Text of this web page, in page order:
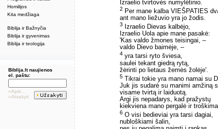
Homilijos
Kita medžiaga
Biblija ir Bažnyčia
Biblija ir gyvenimas
Biblija ir teologija
Biblija.lt naujienos
el. paštu:
»Apie...
»Atsakyti
Izraelio tvirtovės numylėtinio.
2 Per mane kalba VIEŠPATIES
ant mano liežuvio yra jo žodis.
3 Izraelio Dievas kalbėjo,
Izraelio Uola apie mane pasakė:
'Kas valdo žmones teisingai, –
valdo Dievo baimėje, –
4 yra tarsi ryto šviesa,
saulei tekant giedrą rytą,
žėrinti po lietaus žemės žolėje'.
5 Tikrai tokie yra mano namai su
Juk jis sudarė su manimi amžiną
visame tvirtą ir laiduotą.
Argi jis nepadarys, kad pražystų
kiekviena mano pergalė ir
6 O visi bedieviai yra tarsi dagiai,
nubloškiami šalin,